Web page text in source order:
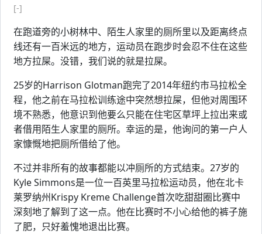
[-]
在跑道旁的小树林中、陌生人家里的厕所里以及距离终点
线还有一百米远的地方，运动员在跑步时会忍不住在这些
地方拉屎。没错，我们说的就是拉屎。
25岁的Harrison Glotman跑完了2014年纽约市马拉松全
程，他之前在马拉松训练途中突然想拉屎，但他对周围环
境不熟悉，他意识到他要么只能在住宅区草坪上拉出来或
者借用陌生人家里的厕所。幸运的是，他询问的第一户人
家慷慨地把厕所借给了他。
不过并非所有的故事都能以冲厕所的方式结束。27岁的
Kyle Simmons是一位一百英里马拉松运动员，他在北卡
莱罗纳州Krispy Kreme Challenge首次吃甜甜圈比赛中
深刻地了解到了这一点。他在比赛时不小心给他的裤子施
了肥，只好羞愧地退出比赛。